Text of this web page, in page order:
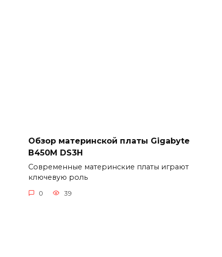
Обзор материнской платы Gigabyte
B450M DS3H
Современные материнские платы играют
ключевую роль
0 39